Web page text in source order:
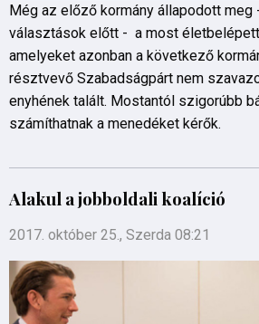
Még az előző kormány állapodott meg
választások előtt - a most
amelyeket azonban a következő
résztvevő Szabadságpárt nem
enyhének talált. Mostantól szigorúbb
számíthatnak a menedéket kérők.
Alakul a jobboldali koalíció
2017. október 25., Szerda 08:21